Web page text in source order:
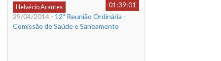
Helvécio Arantes
01:39:01
29/04/2014 - 12ª Reunião Ordinária -
Comissão de Saúde e Saneamento